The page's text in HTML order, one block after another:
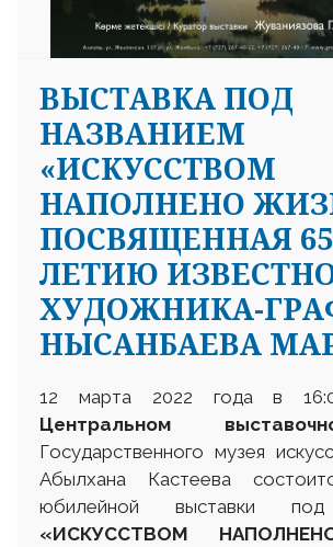
ВЫСТАВКА ПОД
НАЗВАНИЕМ
«ИСКУССТВОМ
НАПОЛНЕНО
ПОСВЯЩЕННАЯ
ЛЕТИЮ
ХУДОЖНИКА-
НЫСАНБАЕВА
12 марта 2022 года в
Центральном
Государственного музея
Абылхана Кастеева
юбилейной выставки под
«ИСКУССТВОМ